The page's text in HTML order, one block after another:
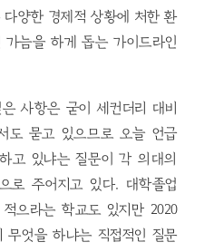
양한 경제적 상황에 처한 환
늠을 하게 돕는 가이드라인
사항은 굳이 세컨더리 대비
도 묻고 있으므로 오늘 언급
고 있냐는 질문이 각 의대의
로 주어지고 있다. 대학졸업
으라는 학교도 있지만 2020
무엇을 하냐는 직접적인 질문